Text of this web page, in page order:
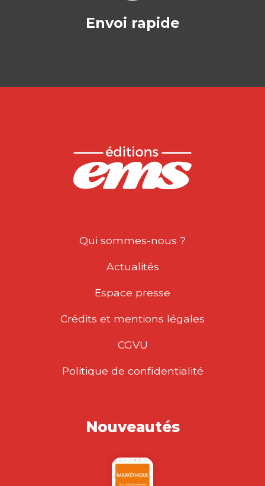
Envoi rapide
Qui sommes-nous ?
Actualités
Espace presse
Crédits et mentions légales
CGVU
Politique de confidentialité
Nouveautés